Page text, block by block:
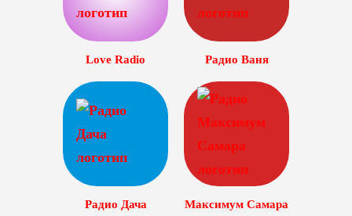
Love Radio Радио Ваня
Радио Дача Максимум Самара